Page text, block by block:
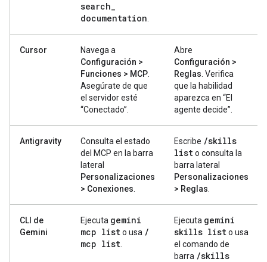
search_
documentation
Cursor
Navega a
Configuración >
Funciones > MCP
Asegúrate de que
el servidor esté
“Conectado”.
Abre
Configuración >
Reglas . Verifica
que la habilidad
aparezca en “El
agente decide”.
Antigravity
Consulta el estado
del MCP en la barra
lateral
Personalizaciones
> Conexiones
Escribe /skills
listo consulta la
barra lateral
Personalizaciones
> Reglas
CLI de
Gemini
Ejecuta gemini
mcp listo usa /
mcp list
Ejecuta gemini
skills listo usa
el comando de
barra /skills